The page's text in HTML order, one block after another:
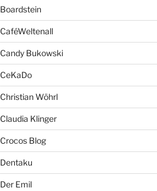
Boardstein
CaféWeltenall
Candy Bukowski
CeKaDo
Christian Wöhrl
Claudia Klinger
Crocos Blog
Dentaku
Der Emil